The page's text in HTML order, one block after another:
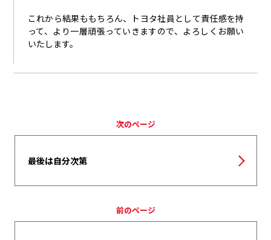
これから結果ももちろん、トヨタ社員として責任感を持
って、より一層頑張っていきますので、よろしくお願い
いたします。
前のページ
次のページ
最後は自分次第